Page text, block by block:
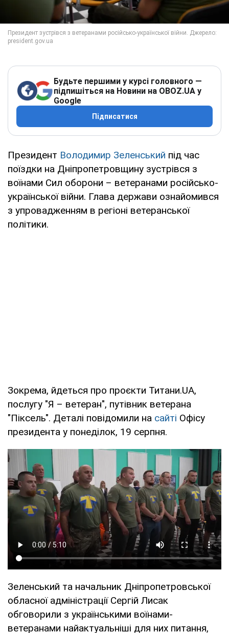
Будьте першими у курсі головного —
підпишіться на Новини на OBOZ.UA у
Google
Підписатися
Президент Володимир Зеленський під час
поїздки на Дніпропетровщину зустрівся з
воїнами Сил оборони – ветеранами російсько-
української війни. Глава держави ознайомився
з упровадженням в регіоні ветеранської
політики.
Зокрема, йдеться про проєкти Титани.UА,
послугу "Я – ветеран", путівник ветерана
"Піксель". Деталі повідомили на сайті Офісу
президента у понеділок, 19 серпня.
Зеленський та начальник Дніпропетровської
обласної адміністрації Сергій Лисак
обговорили з українськими воїнами-
ветеранами найактуальніші для них питання,